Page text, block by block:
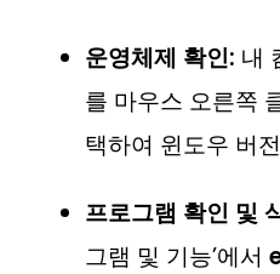
운영체제 확인: 내
를 마우스 오른쪽
택하여 윈도우 버
프로그램 확인 및
그램 및 기능’에서